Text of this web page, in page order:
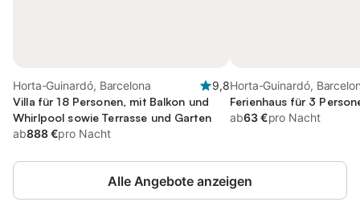
Horta-Guinardó, Barcelona
9,8
Villa für 18 Personen, mit Balkon und
Whirlpool sowie Terrasse und Garten
ab888 €pro Nacht
Horta-Guinardó,
Ferienhaus für 3
ab63 €pro Nacht
Alle Angebote anzeigen